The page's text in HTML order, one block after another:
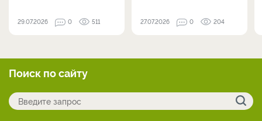
29.07.2026 0 511 27.07.2026 0 204
Поиск по сайту